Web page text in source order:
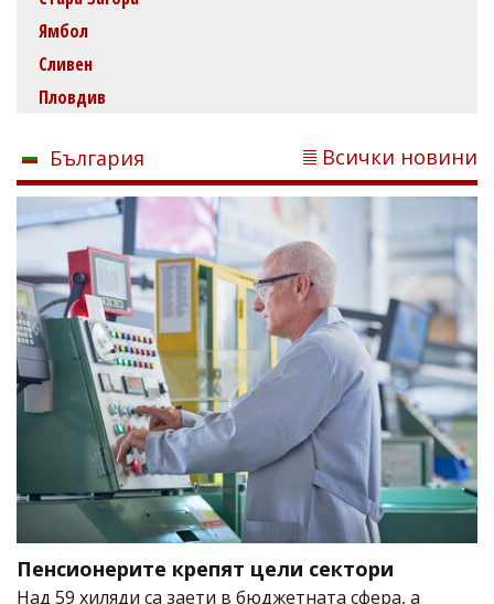
Ямбол
Сливен
Пловдив
България Всички новини
Пенсионерите крепят цели сектори
Над 59 хиляди са заети в бюджетната сфера, а